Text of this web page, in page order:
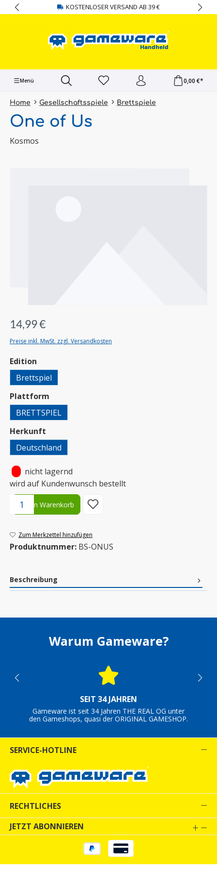
springen KOSTENLOSER VERSAND AB 39 €
Menü 0,00 €*
Home Gesellschaftsspiele Brettspiele
One of Us
Kosmos
14,99 €
Preise inkl. MwSt. zzgl. Versandkosten
Edition
Brettspiel
Plattform
BRETTSPIEL
Herkunft
Deutschland
nicht lagernd
wird auf Kundenwunsch bestellt
Produkt Anzahl: Gib den gewünschten Wert ein oder benutze
In den Warenkorb
Zum Merkzettel hinzufügen
Produktnummer: BS-ONUS
Beschreibung
Warum Gameware?
SEIT 34 JAHREN
Gameware ist seit 34 Jahren THE REAL OG unter
den Gameshops, quasi der ORIGINAL GAMESHOP.
SERVICE-HOTLINE
RECHTLICHES
JETZT ABONNIEREN